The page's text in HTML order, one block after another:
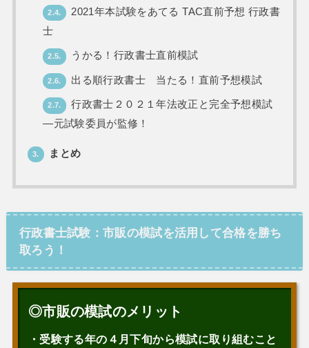
2.4.
2021年本試験をあてる TAC直前予想 行政書
士
2.5. うかる！行政書士直前模試
2.6. 出る順行政書士 当たる！直前予想模試
2.7.
行政書士２０２１年法改正と完全予想模試
―元試験委員が監修！
3. まとめ
行政書士試験：市販の模試を活用して合格を勝ち
取ろう！
◎市販の模試のメリット
・ 受験する年の４月下旬から模試に取り組むこと